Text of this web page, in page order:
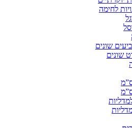
לחימה
שונים
שונים